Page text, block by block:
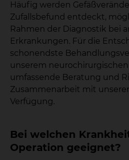
Häufig werden
Zufallsbefund entdeckt,
Rahmen der Diagnostik bei
Erkrankungen. Für die
schonendste
unserem neurochirurgischen
umfassende Beratung und
Zusammenarbeit mit
Verfügung.
Bei welchen
Operation geeignet?